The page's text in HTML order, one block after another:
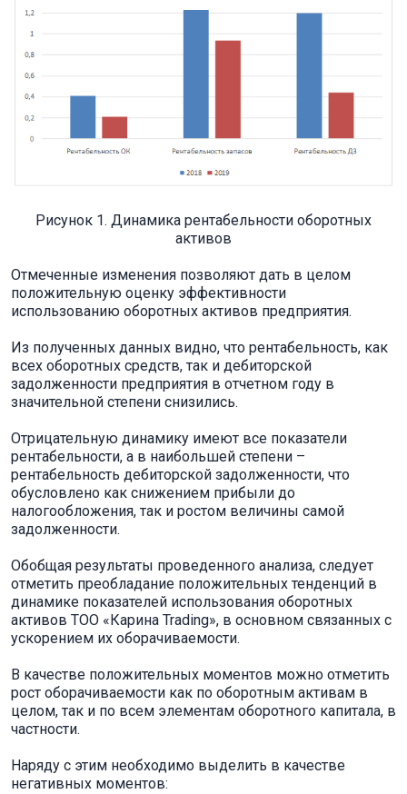
Рисунок 1. Динамика рентабельности оборотных
активов
Отмеченные изменения позволяют дать в целом
положительную оценку эффективности
использованию оборотных активов предприятия.
Из полученных данных видно, что рентабельность, как
всех оборотных средств, так и дебиторской
задолженности предприятия в отчетном году в
значительной степени снизились.
Отрицательную динамику имеют все показатели
рентабельности, а в наибольшей степени –
рентабельность дебиторской задолженности, что
обусловлено как снижением прибыли до
налогообложения, так и ростом величины самой
задолженности.
Обобщая результаты проведенного анализа, следует
отметить преобладание положительных тенденций в
динамике показателей использования оборотных
активов ТОО «Карина Trading», в основном связанных с
ускорением их оборачиваемости.
В качестве положительных моментов можно отметить
рост оборачиваемости как по оборотным активам в
целом, так и по всем элементам оборотного капитала, в
частности.
Наряду с этим необходимо выделить в качестве
негативных моментов: